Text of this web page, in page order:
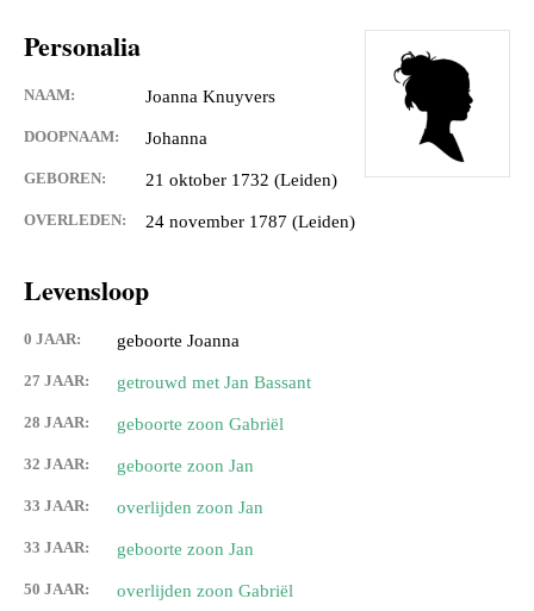
Personalia
NAAM: Joanna Knuyvers
DOOPNAAM: Johanna
GEBOREN: 21 oktober 1732 (Leiden)
OVERLEDEN: 24 november 1787 (Leiden)
Levensloop
0 JAAR: geboorte Joanna
27 JAAR: getrouwd met Jan Bassant
28 JAAR: geboorte zoon Gabriël
32 JAAR: geboorte zoon Jan
33 JAAR: overlijden zoon Jan
33 JAAR: geboorte zoon Jan
50 JAAR: overlijden zoon Gabriël